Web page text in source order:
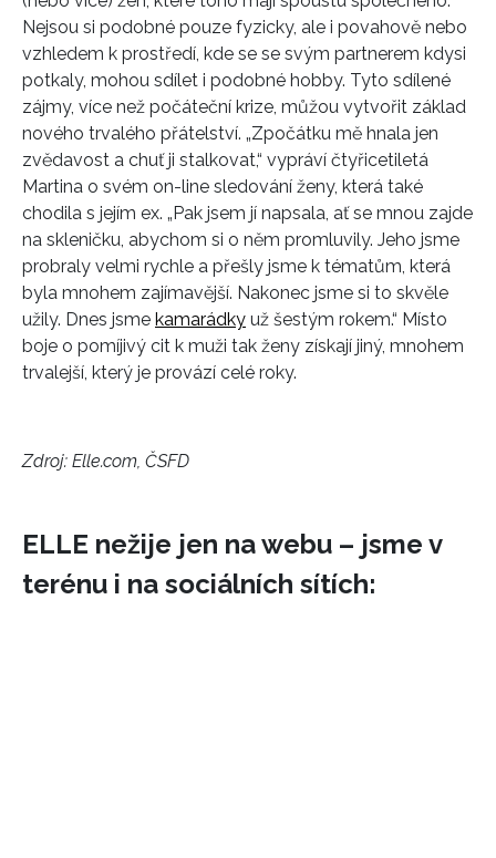
REDAKCE
Nejsou si podobné pouze fyzicky, ale i povahově nebo
vzhledem k prostředí, kde se se svým partnerem kdysi
potkaly, mohou sdílet i podobné hobby. Tyto sdílené
zájmy, více než počáteční krize, můžou vytvořit základ
nového trvalého přátelství. „Zpočátku mě hnala jen
zvědavost a chuť ji stalkovat,“ vypráví čtyřicetiletá
Martina o svém on-line sledování ženy, která také
chodila s jejím ex. „Pak jsem jí napsala, ať se mnou zajde
na skleničku, abychom si o něm promluvily. Jeho jsme
probraly velmi rychle a přešly jsme k tématům, která
byla mnohem zajímavější. Nakonec jsme si to skvěle
užily. Dnes jsme kamarádky už šestým rokem.“ Místo
boje o pomíjivý cit k muži tak ženy získají jiný, mnohem
trvalejší, který je provází celé roky.
Zdroj: Elle.com, ČSFD
ELLE nežije jen na webu – jsme v
terénu i na sociálních sítích: